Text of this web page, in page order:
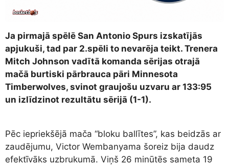
Ja pirmajā spēlē San Antonio Spurs izskatījās
apjukuši, tad par 2.spēli to nevarēja teikt. Trenera
Mitch Johnson vadītā komanda sērijas otrajā
mačā burtiski pārbrauca pāri Minnesota
Timberwolves, svinot graujošu uzvaru ar 133:95
un izlīdzinot rezultātu sērijā (1-1).
Pēc iepriekšējā mača “bloku ballītes”, kas beidzās ar
zaudējumu, Victor Wembanyama šoreiz bija daudz
efektīvāks uzbrukumā. Viņš 26 minūtēs sameta 19